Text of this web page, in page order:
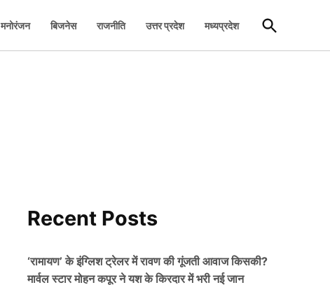
मनोरंजन बिजनेस राजनीति उत्तर प्रदेश मध्यप्रदेश
Open
Search
Recent Posts
‘रामायण’ के इंग्लिश ट्रेलर में रावण की गूंजती आवाज किसकी?
मार्वल स्टार मोहन कपूर ने यश के किरदार में भरी नई जान